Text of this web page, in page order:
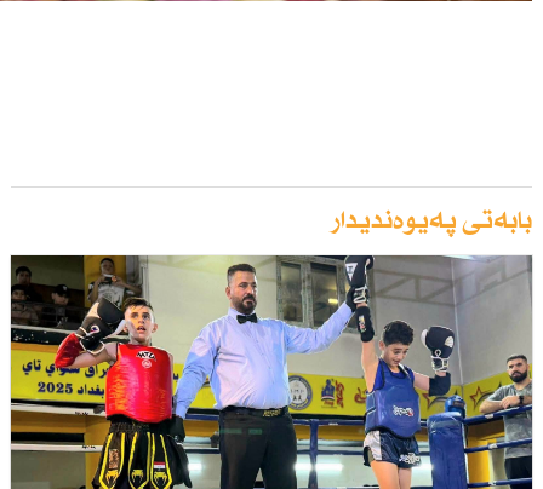
بابەتی پەیوەندیدار